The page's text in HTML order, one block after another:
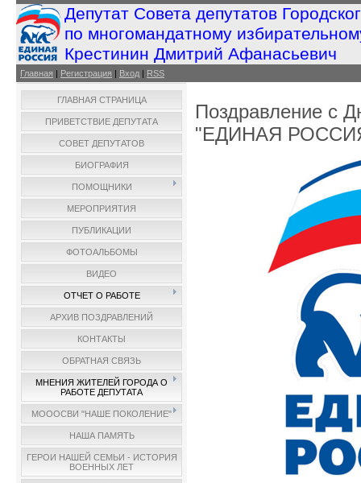
Депутат Совета депутатов
по многомандатному
Крестинин Дмитрий Афанасьевич
Главная | Регистрация | Вход | RSS
ГЛАВНАЯ СТРАНИЦА
ПРИВЕТСТВИЕ ДЕПУТАТА
СОВЕТ ДЕПУТАТОВ
БИОГРАФИЯ
ПОМОЩНИКИ
МЕРОПРИЯТИЯ
ПУБЛИКАЦИИ
ФОТОАЛЬБОМЫ
ВИДЕО
ОТЧЕТ О РАБОТЕ
АРХИВ ПОЗДРАВЛЕНИЙ
КОНТАКТЫ
ОБРАТНАЯ СВЯЗЬ
МНЕНИЯ ЖИТЕЛЕЙ ГОРОДА О
РАБОТЕ ДЕПУТАТА
МОООСВИ "НАШЕ ПОКОЛЕНИЕ"
НАША ПАМЯТЬ
ГЕРОИ НАШЕЙ СЕМЬИ - ИСТОРИЯ
ВОЕННЫХ ЛЕТ
Поздравление с
"ЕДИНАЯ